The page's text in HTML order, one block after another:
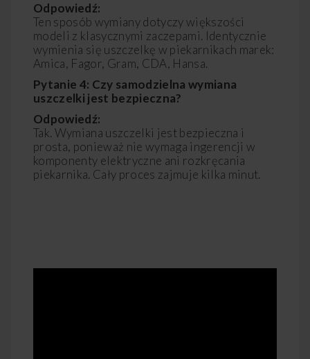
Odpowiedź:
Ten sposób wymiany dotyczy większości
modeli z klasycznymi zaczepami. Identycznie
wymienia się uszczelkę w piekarnikach marek:
Amica, Fagor, Gram, CDA, Hansa.
Pytanie 4: Czy samodzielna wymiana
uszczelki jest bezpieczna?
Odpowiedź:
Tak. Wymiana uszczelki jest bezpieczna i
prosta, ponieważ nie wymaga ingerencji w
komponenty elektryczne ani rozkręcania
piekarnika. Cały proces zajmuje kilka minut.